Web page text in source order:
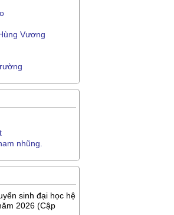
Vương
nhũng.
sinh đại học hệ
2026 (Cập